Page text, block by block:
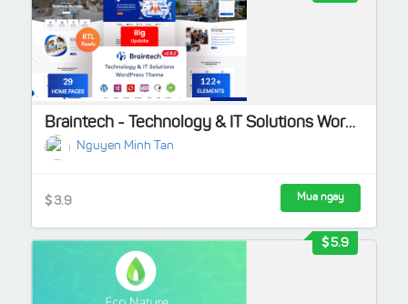
Braintech - Technology & IT Solutions WordPress Theme
Nguyen Minh Tan
3.9 Mua ngay
5.9